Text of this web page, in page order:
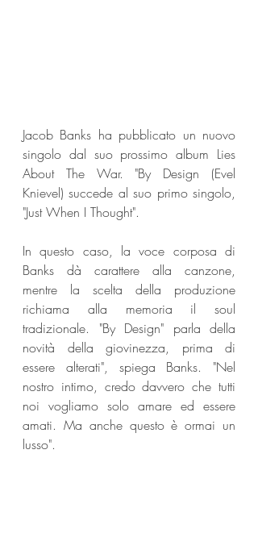
Jacob Banks ha pubblicato un nuovo
singolo dal suo prossimo album Lies
About The War. "By Design (Evel
Knievel) succede al suo primo singolo,
"Just When I Thought".
In questo caso, la voce corposa di
Banks dà carattere alla canzone,
mentre la scelta della produzione
richiama alla memoria il soul
tradizionale. "By Design" parla della
novità della giovinezza, prima di
essere alterati", spiega Banks. "Nel
nostro intimo, credo davvero che tutti
noi vogliamo solo amare ed essere
amati. Ma anche questo è ormai un
lusso".